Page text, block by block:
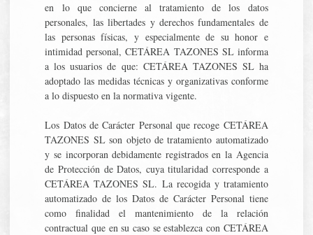
en lo que concierne al tratamiento de los datos
personales, las libertades y derechos fundamentales de
las personas físicas, y especialmente de su honor e
intimidad personal, CETÁREA TAZONES SL informa
a los usuarios de que: CETÁREA TAZONES SL ha
adoptado las medidas técnicas y organizativas conforme
a lo dispuesto en la normativa vigente.
Los Datos de Carácter Personal que recoge CETÁREA
TAZONES SL son objeto de tratamiento automatizado
y se incorporan debidamente registrados en la Agencia
de Protección de Datos, cuya titularidad corresponde a
CETÁREA TAZONES SL. La recogida y tratamiento
automatizado de los Datos de Carácter Personal tiene
como finalidad el mantenimiento de la relación
contractual que en su caso se establezca con CETÁREA